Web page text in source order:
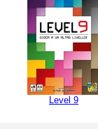
Level 9